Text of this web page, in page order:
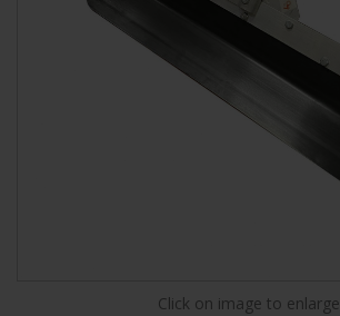
Click on image to enlarge